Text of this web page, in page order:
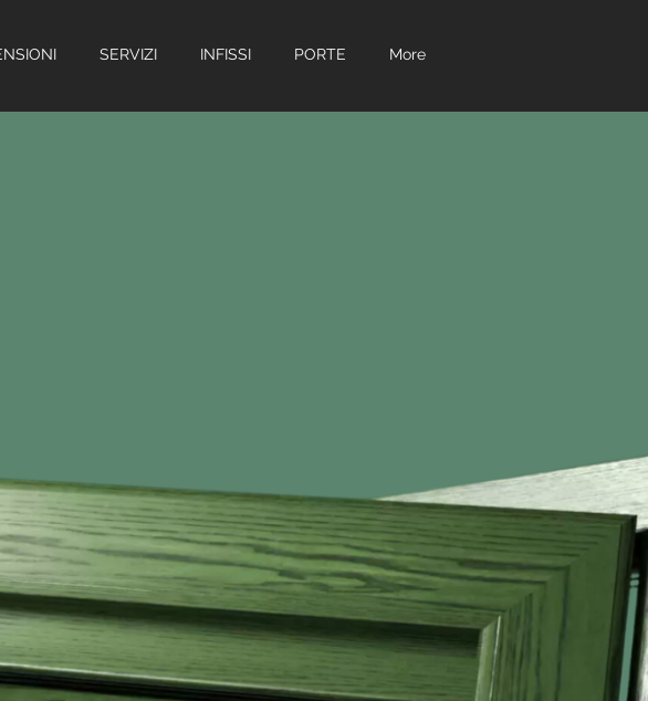
SERVIZI INFISSI PORTE More